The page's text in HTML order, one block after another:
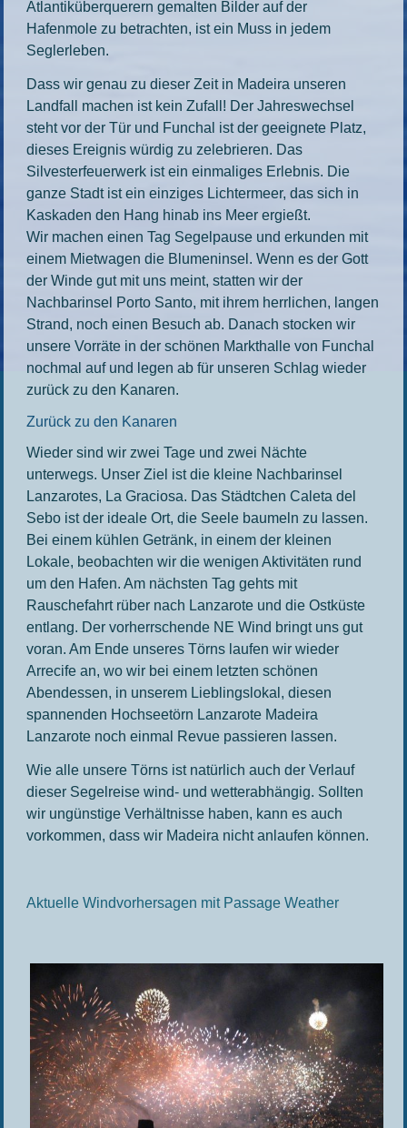
Atlantiküberquerern gemalten Bilder auf der
Hafenmole zu betrachten, ist ein Muss in jedem
Seglerleben.
Dass wir genau zu dieser Zeit in Madeira unseren
Landfall machen ist kein Zufall! Der Jahreswechsel
steht vor der Tür und Funchal ist der geeignete Platz,
dieses Ereignis würdig zu zelebrieren. Das
Silvesterfeuerwerk ist ein einmaliges Erlebnis. Die
ganze Stadt ist ein einziges Lichtermeer, das sich in
Kaskaden den Hang hinab ins Meer ergießt.
Wir machen einen Tag Segelpause und erkunden mit
einem Mietwagen die Blumeninsel. Wenn es der Gott
der Winde gut mit uns meint, statten wir der
Nachbarinsel Porto Santo, mit ihrem herrlichen, langen
Strand, noch einen Besuch ab. Danach stocken wir
unsere Vorräte in der schönen Markthalle von Funchal
nochmal auf und legen ab für unseren Schlag wieder
zurück zu den Kanaren.
Zurück zu den Kanaren
Wieder sind wir zwei Tage und zwei Nächte
unterwegs. Unser Ziel ist die kleine Nachbarinsel
Lanzarotes, La Graciosa. Das Städtchen Caleta del
Sebo ist der ideale Ort, die Seele baumeln zu lassen.
Bei einem kühlen Getränk, in einem der kleinen
Lokale, beobachten wir die wenigen Aktivitäten rund
um den Hafen. Am nächsten Tag gehts mit
Rauschefahrt rüber nach Lanzarote und die Ostküste
entlang. Der vorherrschende NE Wind bringt uns gut
voran. Am Ende unseres Törns laufen wir wieder
Arrecife an, wo wir bei einem letzten schönen
Abendessen, in unserem Lieblingslokal, diesen
spannenden Hochseetörn Lanzarote Madeira
Lanzarote noch einmal Revue passieren lassen.
Wie alle unsere Törns ist natürlich auch der Verlauf
dieser Segelreise wind- und wetterabhängig. Sollten
wir ungünstige Verhältnisse haben, kann es auch
vorkommen, dass wir Madeira nicht anlaufen können.
Aktuelle Windvorhersagen mit Passage Weather